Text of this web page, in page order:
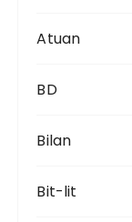
Atuan
BD
Bilan
Bit-lit